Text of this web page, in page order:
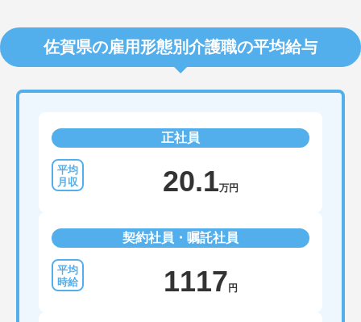
佐賀県の雇用形態別介護職の平均給与
正社員
20.1万円
契約社員・嘱託社員
1117 円